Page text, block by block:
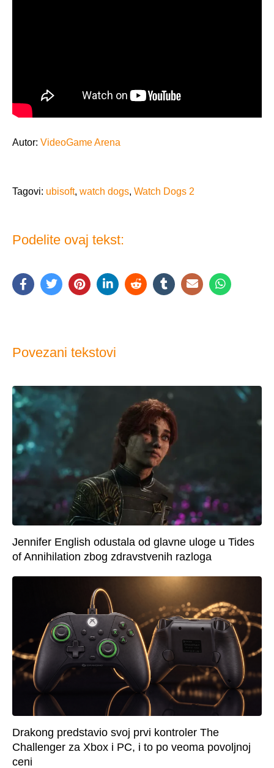
Autor: VideoGame Arena
Tagovi: ubisoft, watch dogs, Watch Dogs 2
Podelite ovaj tekst:
Povezani tekstovi
Jennifer English odustala od glavne uloge u Tides
of Annihilation zbog zdravstvenih razloga
Drakong predstavio svoj prvi kontroler The
Challenger za Xbox i PC, i to po veoma povoljnoj
ceni